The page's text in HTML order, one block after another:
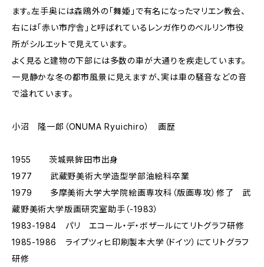
ます。左手奥には森鴎外の「舞姫」で有名になったマリエン教会、
右には「赤い市庁舎」と呼ばれているレンガ作りのベルリン市役
所がシルエットで見えています。
よく見ると建物の下部には多数の車が大通りを疾走しています。
一見静かな冬の都市風景に見えますが、実は車の騒音などの音
で溢れています。
小沼 隆一郎（ONUMA Ryuichiro） 画歴
1955 茨城県鉾田市出身
1977 武蔵野美術大学造型学部油絵科卒業
1979 多摩美術大学大学院絵画専攻科（版画専攻）修了 武
蔵野美術大学版画研究室助手（-1983）
1983-1984 パリ エコール・デ・ボザールにてリトグラフ研修
1985-1986 ライプツィヒ印刷製本大学（ドイツ）にてリトグラフ
研修